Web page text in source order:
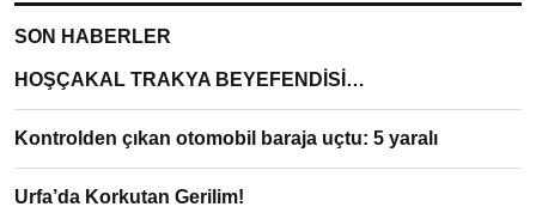
SON HABERLER
HOŞÇAKAL TRAKYA BEYEFENDİSİ…
Kontrolden çıkan otomobil baraja uçtu: 5 yaralı
Urfa’da Korkutan Gerilim!